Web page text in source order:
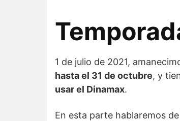
1 de julio de 2021,
hasta el 31 de octubre, y
usar el Dinamax.
En esta parte hablaremos